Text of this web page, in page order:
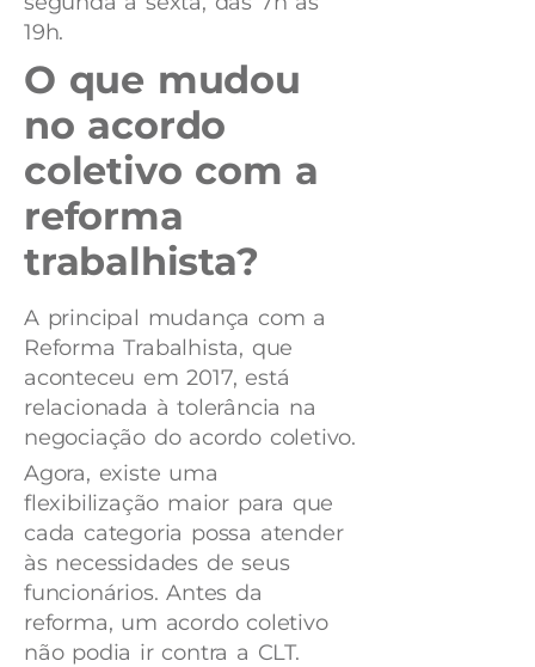
19h.
O que mudou
no acordo
coletivo com a
reforma
trabalhista?
A principal mudança com a
Reforma Trabalhista, que
aconteceu em 2017, está
relacionada à tolerância na
negociação do acordo coletivo.
Agora, existe uma
flexibilização maior para que
cada categoria possa atender
às necessidades de seus
funcionários. Antes da
reforma, um acordo coletivo
não podia ir contra a CLT.